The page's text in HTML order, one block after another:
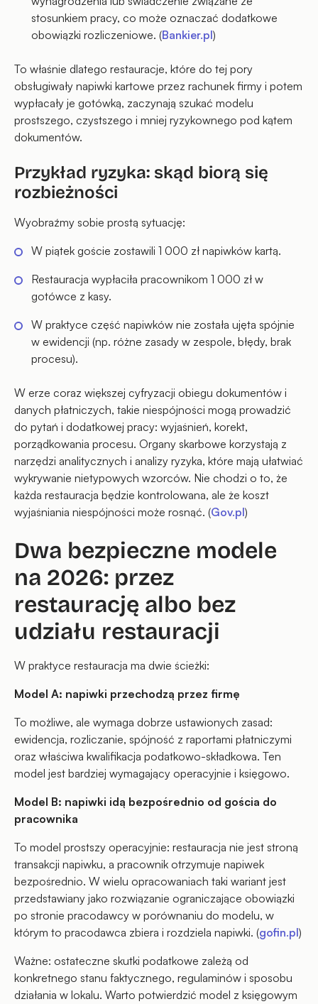
stosunkiem pracy, co może oznaczać dodatkowe
obowiązki rozliczeniowe. (Bankier.pl)
To właśnie dlatego restauracje, które do tej pory
obsługiwały napiwki kartowe przez rachunek firmy i potem
wypłacały je gotówką, zaczynają szukać modelu
prostszego, czystszego i mniej ryzykownego pod kątem
dokumentów.
Przykład ryzyka: skąd biorą się
rozbieżności
Wyobraźmy sobie prostą sytuację:
W piątek goście zostawili 1 000 zł napiwków kartą.
Restauracja wypłaciła pracownikom 1 000 zł w
gotówce z kasy.
W praktyce część napiwków nie została ujęta spójnie
w ewidencji (np. różne zasady w zespole, błędy, brak
procesu).
W erze coraz większej cyfryzacji obiegu dokumentów i
danych płatniczych, takie niespójności mogą prowadzić
do pytań i dodatkowej pracy: wyjaśnień, korekt,
porządkowania procesu. Organy skarbowe korzystają z
narzędzi analitycznych i analizy ryzyka, które mają ułatwiać
wykrywanie nietypowych wzorców. Nie chodzi o to, że
każda restauracja będzie kontrolowana, ale że koszt
wyjaśniania niespójności może rosnąć. (Gov.pl)
Dwa bezpieczne modele
na 2026: przez
restaurację albo bez
udziału restauracji
W praktyce restauracja ma dwie ścieżki:
Model A: napiwki przechodzą przez firmę
To możliwe, ale wymaga dobrze ustawionych zasad:
ewidencja, rozliczanie, spójność z raportami płatniczymi
oraz właściwa kwalifikacja podatkowo-składkowa. Ten
model jest bardziej wymagający operacyjnie i księgowo.
Model B: napiwki idą bezpośrednio od gościa do
pracownika
To model prostszy operacyjnie: restauracja nie jest stroną
transakcji napiwku, a pracownik otrzymuje napiwek
bezpośrednio. W wielu opracowaniach taki wariant jest
przedstawiany jako rozwiązanie ograniczające obowiązki
po stronie pracodawcy w porównaniu do modelu, w
którym to pracodawca zbiera i rozdziela napiwki. (gofin.pl)
Ważne: ostateczne skutki podatkowe zależą od
konkretnego stanu faktycznego, regulaminów i sposobu
działania w lokalu. Warto potwierdzić model z księgowym